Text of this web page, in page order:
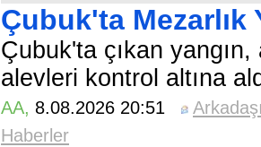
Çubuk'ta Mezarlık
Çubuk'ta çıkan
alevleri kontrol altına
AA, 8.08.2026 20:51
Haberler